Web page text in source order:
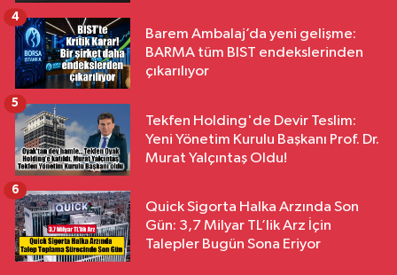
Barem Ambalaj’da yeni gelişme:
BARMA tüm BIST endekslerinden
çıkarılıyor
4
Tekfen Holding'de Devir Teslim:
Yeni Yönetim Kurulu Başkanı Prof. Dr.
Murat Yalçıntaş Oldu!
5
Quick Sigorta Halka Arzında Son
Gün: 3,7 Milyar TL’lik Arz İçin
Talepler Bugün Sona Eriyor
6